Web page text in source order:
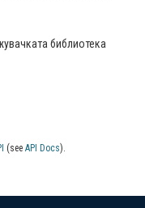
библиотека
(see API Docs).